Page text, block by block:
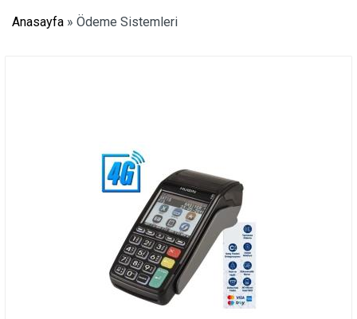
Anasayfa » Ödeme Sistemleri